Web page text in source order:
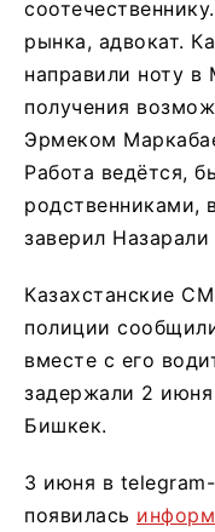
рынка, адвокат.
направили ноту в
получения
Эрмеком
Работа ведётся,
родственниками,
заверил
Казахстанские
полиции
вместе с его
задержали 2
Бишкек.
3 июня в
появилась